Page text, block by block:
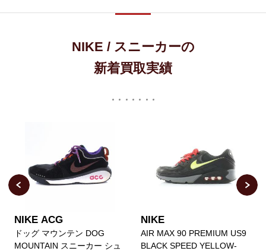
NIKE / スニーカーの
新着買取実績
NIKE ACG
ドッグ マウンテン DOG
MOUNTAIN スニーカー シュ
NIKE
AIR MAX 90 PREMIUM US9
BLACK SPEED YELLOW-